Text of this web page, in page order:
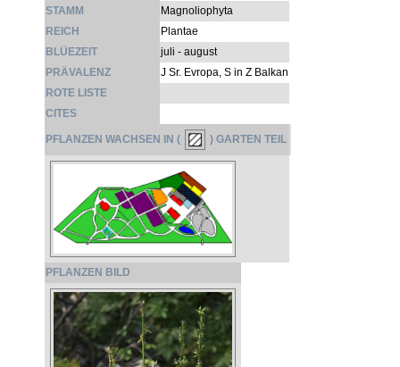
STAMM
Magnoliophyta
REICH
Plantae
BLÜEZEIT
juli - august
PRÄVALENZ
J Sr. Evropa, S in Z Balkan
ROTE LISTE
CITES
PFLANZEN WACHSEN IN ( ) GARTEN TEIL
PFLANZEN BILD